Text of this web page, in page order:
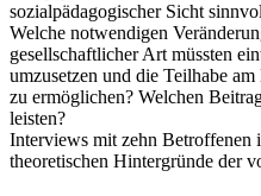
sozialpädagogischer Sicht
Welche notwendigen
gesellschaftlicher Art müssten
umzusetzen und die Teilhabe
zu ermöglichen? Welchen
leisten?
Interviews mit zehn Betroffenen
theoretischen Hintergründe der